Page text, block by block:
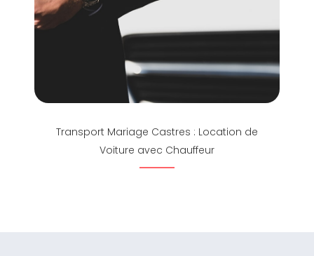
Transport Mariage Castres : Location de
Voiture avec Chauffeur